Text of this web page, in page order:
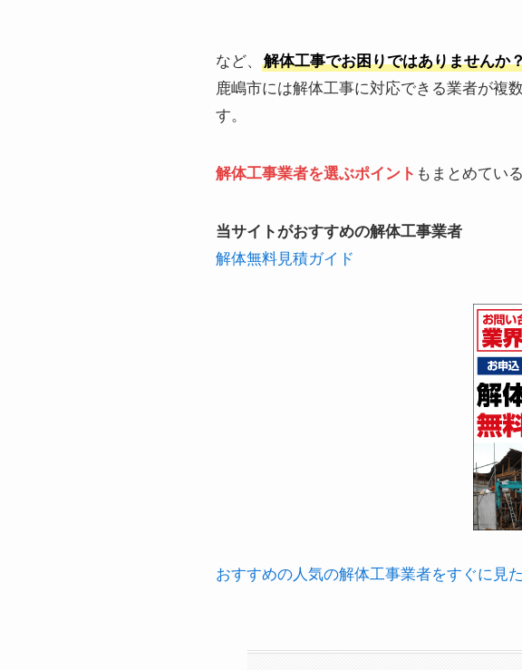
など、
解体工事でお困りではありませんか
鹿嶋市には解体工事に対応できる業者が複数
す。
解体工事業者を選ぶポイント もまとめてい
当サイトがおすすめの解体工事業者
解体無料見積ガイド
おすすめの人気の解体工事業者をすぐに見